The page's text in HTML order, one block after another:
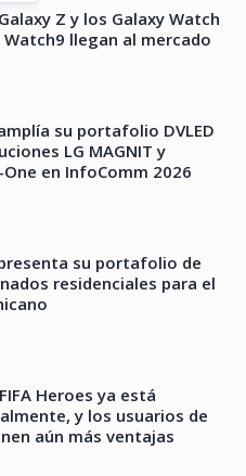
Z y los Galaxy Watch
llegan al mercado
su portafolio DVLED
LG MAGNIT y
en InfoComm 2026
su portafolio de
residenciales para el
Heroes ya está
y los usuarios de
aún más ventajas